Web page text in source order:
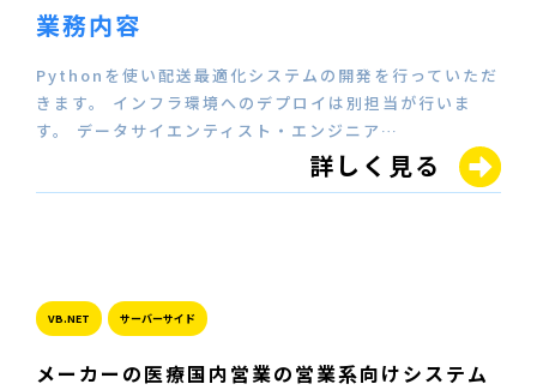
業務内容
Pythonを使い配送最適化システムの開発を行っていただ
きます。 インフラ環境へのデプロイは別担当が行いま
す。 データサイエンティスト・エンジニア…
詳しく見る
VB.NET サーバーサイド
メーカーの医療国内営業の営業系向けシステム